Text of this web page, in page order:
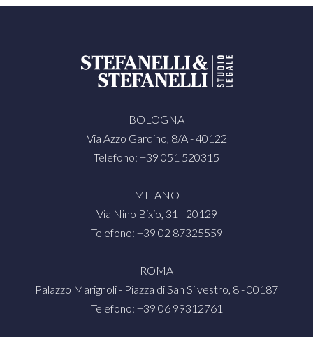
BOLOGNA
Via Azzo Gardino, 8/A - 40122
Telefono: +39 051 520315
MILANO
Via Nino Bixio, 31 - 20129
Telefono: +39 02 87325559
ROMA
Palazzo Marignoli - Piazza di San Silvestro, 8 - 00187
Telefono: +39 06 99312761